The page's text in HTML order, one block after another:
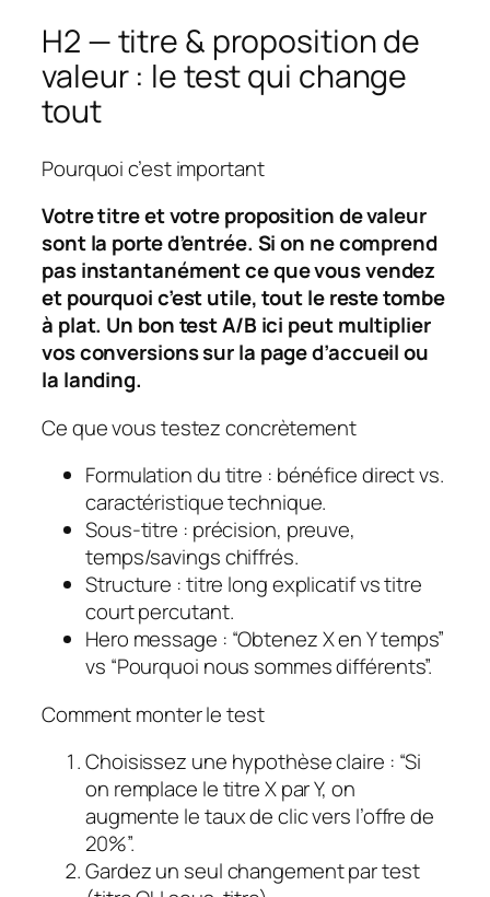
H2 — titre & proposition de
valeur : le test qui change
tout
Pourquoi c’est important
Votre titre et votreproposition de valeur
sont la porte d’entrée. Si on ne comprend
pas instantanément ce que vous vendez
et pourquoi c’est utile, tout le reste tombe
à plat. Un bon test A/B ici peut multiplier
vos conversions sur la page d’accueil ou
la landing.
Ce que vous testez concrètement
Formulation du titre : bénéfice direct vs.
caractéristique technique.
Sous-titre : précision, preuve,
temps/savings chiffrés.
Structure : titre long explicatif vs titre
court percutant.
Hero message : “Obtenez X en Y temps”
vs “Pourquoi nous sommes différents”.
Comment monter le test
Choisissez une hypothèse claire : “Si
on remplace le titre X par Y, on
augmente le taux de clic vers l’offre de
20%”.
Gardez un seul changement par test